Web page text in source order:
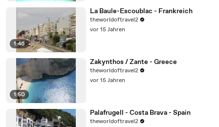
1:46
La Baule-Escoublac - Frankreich
theworldoftravel2
vor 15 Jahren
1:50
Zakynthos / Zante - Greece
theworldoftravel2
vor 15 Jahren
Palafrugell - Costa Brava - Spain
theworldoftravel2